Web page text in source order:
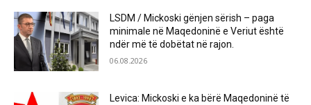
LSDM / Mickoski gënjen sërish – paga
minimale në Maqedoninë e Veriut është
ndër më të dobëtat në rajon.
06.08.2026
Levica: Mickoski e ka bërë Maqedoninë të